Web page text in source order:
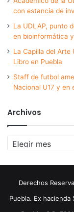
con estancia de
La UDLAP, punto
en bioinformática
La Capilla del Arte
Libro en Puebla
Staff de futbol
Nacional U17 y en
Archivos
Archivos
Derechos
Puebla. Ex hacienda